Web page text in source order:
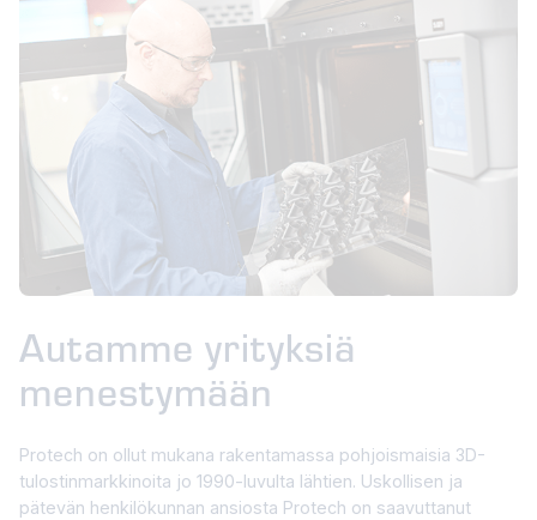
Autamme yrityksiä
menestymään
Protech on ollut mukana rakentamassa pohjoismaisia 3D-
tulostinmarkkinoita jo 1990-luvulta lähtien. Uskollisen ja
pätevän henkilökunnan ansiosta Protech on saavuttanut